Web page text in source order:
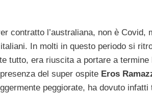
contratto l’australiana, non è Covid,
In molti in questo periodo si
tutto, era riuscita a portare a
del super ospite Eros
peggiorate, ha dovuto